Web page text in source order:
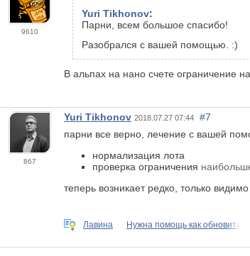
9610
Yuri Tikhonov:
Парни, всем большое спасибо!
Разобрался с вашей помощью. :)
В альпах на нано счете ограничение
867
Yuri Tikhonov 2018.07.27 07:44
#7
парни все верно, лечение с вашей
нормализация лота
проверка ограничения
теперь возникает редко, только видимо
Лавина Нужна помощь как обновить